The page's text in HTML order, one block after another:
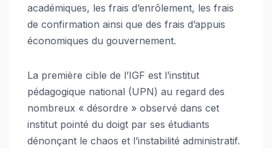
académiques, les frais d’enrôlement, les frais
de confirmation ainsi que des frais d’appuis
économiques du gouvernement.
La première cible de l’IGF est l’institut
pédagogique national (UPN) au regard des
nombreux « désordre » observé dans cet
institut pointé du doigt par ses étudiants
dénonçant le chaos et l’instabilité administratif.